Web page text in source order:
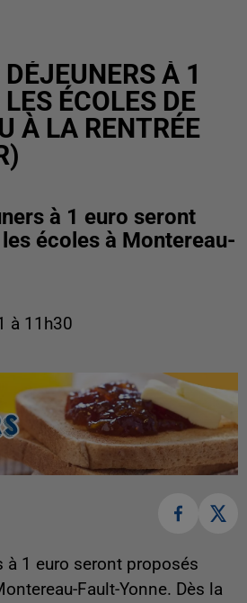
À 1
ÉCOLES DE
À LA RENTRÉE
à 1 euro seront
écoles à Montereau-
à 11h30
à 1 euro seront proposés
Fault-Yonne. Dès la